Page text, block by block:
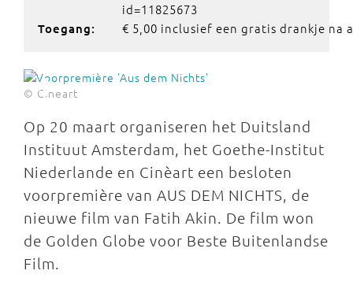
id=11825673
Toegang: € 5,00 inclusief een gratis drankje na
© Cineart
Op 20 maart organiseren het Duitsland
Instituut Amsterdam, het Goethe-Institut
Niederlande en Cinèart een besloten
voorpremière van AUS DEM NICHTS, de
nieuwe film van Fatih Akin. De film won
de Golden Globe voor Beste Buitenlandse
Film.